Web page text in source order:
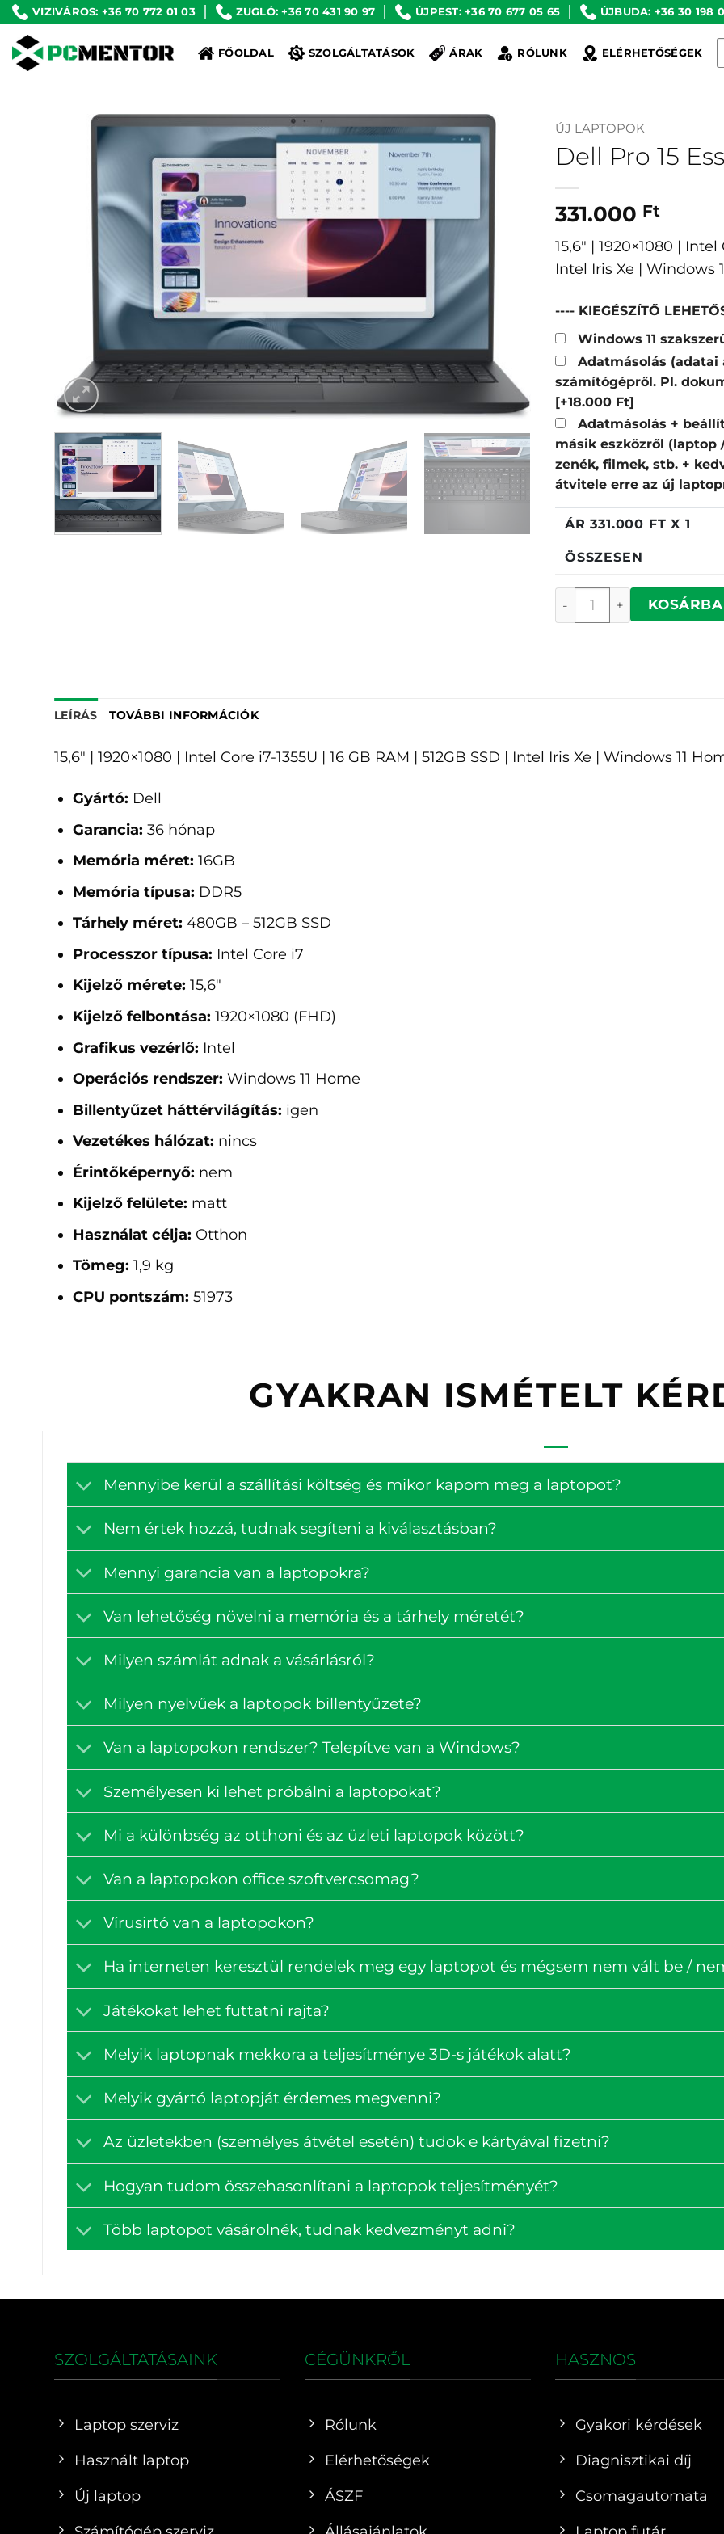
Skip
content
VIZIVÁROS: +36 70 772 01 03 ZUGLÓ: +36 70 431 90 97 ÚJPEST: +36 70 677 05 65 ÚJBUDA: +36 30 198
FŐOLDAL SZOLGÁLTATÁSOK ÁRAK RÓLUNK ELÉRHETŐSÉGEK
ÚJ LAPTOPOK
Dell Pro 15
331.000 Ft
15,6″ | 1920×1080 |
Intel Iris Xe | Windows
---- KIEGÉSZÍTŐ
Windows 11
Adatmásolás
számítógépről. Pl.
[+18.000 Ft]
Adatmásolás +
másik eszközről (laptop
zenék, filmek, stb. +
átvitele erre az új
ÁR331.000 FT X 1
ÖSSZESEN
Dell Pro 15 Essential
LEÍRÁS TOVÁBBI INFORMÁCIÓK
15,6" | 1920×1080 | Intel Core i7-1355U | 16 GB RAM | 512GB SSD | Intel Iris Xe | Windows 11
Gyártó: Dell
Garancia: 36 hónap
Memória méret: 16GB
Memória típusa: DDR5
Tárhely méret: 480GB – 512GB SSD
Processzor típusa: Intel Core i7
Kijelző mérete: 15,6"
Kijelző felbontása: 1920×1080 (FHD)
Grafikus vezérlő: Intel
Operációs rendszer: Windows 11 Home
Billentyűzet háttérvilágítás: igen
Vezetékes hálózat: nincs
Érintőképernyő: nem
Kijelző felülete: matt
Használat célja: Otthon
Tömeg: 1,9 kg
CPU pontszám: 51973
GYAKRAN ISMÉTELT
Mennyibe kerül a szállítási költség és mikor kapom meg a laptopot?
Nem értek hozzá, tudnak segíteni a kiválasztásban?
Mennyi garancia van a laptopokra?
Van lehetőség növelni a memória és a tárhely méretét?
Milyen számlát adnak a vásárlásról?
Milyen nyelvűek a laptopok billentyűzete?
Van a laptopokon rendszer? Telepítve van a Windows?
Személyesen ki lehet próbálni a laptopokat?
Mi a különbség az otthoni és az üzleti laptopok között?
Van a laptopokon office szoftvercsomag?
Vírusirtó van a laptopokon?
Ha interneten keresztül rendelek meg egy laptopot és mégsem nem vált be /
Játékokat lehet futtatni rajta?
Melyik laptopnak mekkora a teljesítménye 3D-s játékok alatt?
Melyik gyártó laptopját érdemes megvenni?
Az üzletekben (személyes átvétel esetén) tudok e kártyával fizetni?
Hogyan tudom összehasonlítani a laptopok teljesítményét?
Több laptopot vásárolnék, tudnak kedvezményt adni?
SZOLGÁLTATÁSAINK
Laptop szerviz
Használt laptop
Új laptop
CÉGÜNKRŐL
Rólunk
Elérhetőségek
ÁSZF
HASZNOS
Gyakori kérdések
Diagnisztikai díj
Csomagautomata